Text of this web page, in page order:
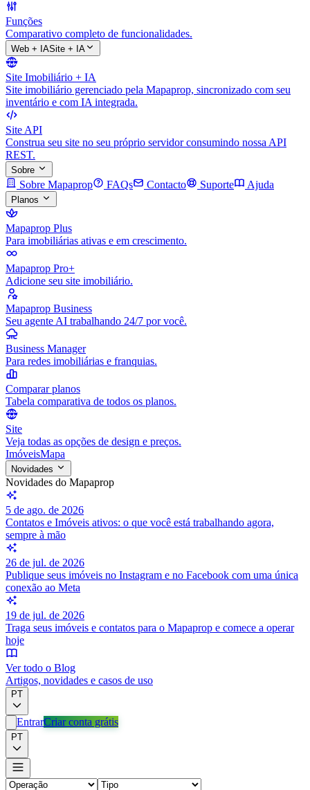
Funções
Comparativo completo de funcionalidades.
Web + IASite + IA
Site Imobiliário + IA
Site imobiliário gerenciado pela Mapaprop, sincronizado com seu
inventário e com IA integrada.
Site API
Construa seu site no seu próprio servidor consumindo nossa API
REST.
Sobre
Sobre Mapaprop FAQs Contacto Suporte Ajuda
Planos
Mapaprop Plus
Para imobiliárias ativas e em crescimento.
Mapaprop Pro+
Adicione seu site imobiliário.
Mapaprop Business
Seu agente AI trabalhando 24/7 por você.
Business Manager
Para redes imobiliárias e franquias.
Comparar planos
Tabela comparativa de todos os planos.
Site
Veja todas as opções de design e preços.
ImóveisMapa
Novidades
Novidades do Mapaprop
5 de ago. de 2026
Contatos e Imóveis ativos: o que você está trabalhando agora,
sempre à mão
26 de jul. de 2026
Publique seus imóveis no Instagram e no Facebook com uma única
conexão ao Meta
19 de jul. de 2026
Traga seus imóveis e contatos para o Mapaprop e comece a operar
hoje
Ver todo o Blog
Artigos, novidades e casos de uso
PT
EntrarCriar conta grátis
PT